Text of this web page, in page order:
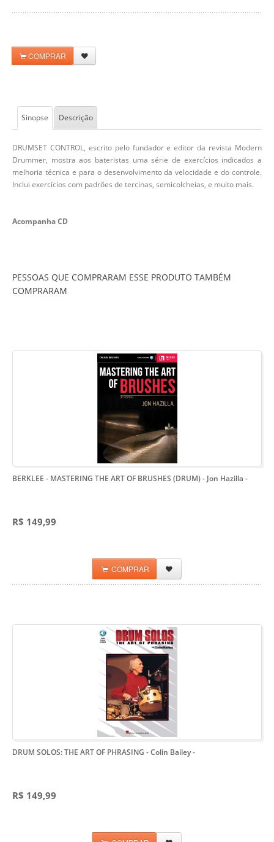
COMPRAR
Sinopse Descrição
DRUMSET CONTROL, escrito pelo fundador e editor da revista Modern
Drummer, mostra aos bateristas uma série de exercícios indicados a
melhoria técnica e para o desenvolvimento da velocidade e do controle.
Inclui exercícios com padrões de tercinas, semicolcheias, e muito mais.
Acompanha CD
PESSOAS QUE COMPRARAM ESSE PRODUTO TAMBÉM
COMPRARAM
BERKLEE - MASTERING THE ART OF BRUSHES (DRUM) - Jon Hazilla -
R$ 149,99
COMPRAR
DRUM SOLOS: THE ART OF PHRASING - Colin Bailey-
R$ 149,99